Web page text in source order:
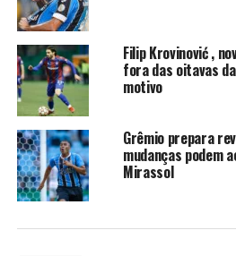
Veja a escalação
Weverton; Pavón,
Leonardo e Pedro
Enamorado, Arthur e
Técnico: Luís Castro.
Foto: Lucas Uebel/Grêmio
RELATED TOPICS:
GRÊMIO
ÚLTIMAS NOTÍCIAS DO
Filip Krovinović ,
fora das oitavas
motivo
Grêmio prepara
mudanças podem
Mirassol